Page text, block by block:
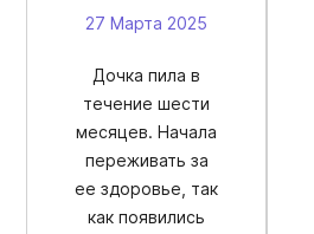
27 Марта 2025
Дочка пила в
течение шести
месяцев. Начала
переживать за
ее здоровье, так
как появились